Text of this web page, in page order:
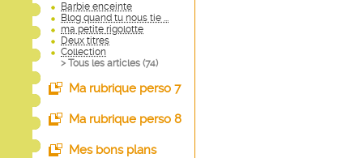
Barbie enceinte
Blog quand tu nous tie ...
ma petite rigolotte
Deux titres
Collection
> Tous les articles (74)
Ma rubrique perso 7
Ma rubrique perso 8
Mes bons plans